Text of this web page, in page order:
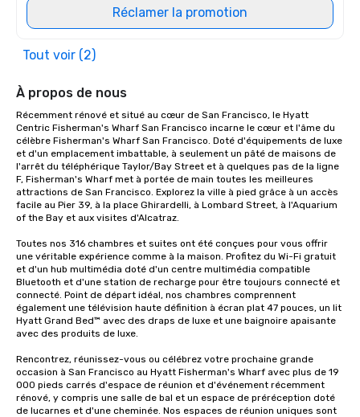
Réclamer la promotion
Tout voir (2)
À propos de nous
Récemment rénové et situé au cœur de San Francisco, le Hyatt
Centric Fisherman's Wharf San Francisco incarne le cœur et l'âme du
célèbre Fisherman's Wharf San Francisco. Doté d'équipements de luxe
et d'un emplacement imbattable, à seulement un pâté de maisons de
l'arrêt du téléphérique Taylor/Bay Street et à quelques pas de la ligne
F, Fisherman's Wharf met à portée de main toutes les meilleures
attractions de San Francisco. Explorez la ville à pied grâce à un accès
facile au Pier 39, à la place Ghirardelli, à Lombard Street, à l'Aquarium
of the Bay et aux visites d'Alcatraz.
Toutes nos 316 chambres et suites ont été conçues pour vous offrir
une véritable expérience comme à la maison. Profitez du Wi-Fi gratuit
et d'un hub multimédia doté d'un centre multimédia compatible
Bluetooth et d'une station de recharge pour être toujours connecté et
connecté. Point de départ idéal, nos chambres comprennent
également une télévision haute définition à écran plat 47 pouces, un lit
Hyatt Grand Bed™ avec des draps de luxe et une baignoire apaisante
avec des produits de luxe.
Rencontrez, réunissez-vous ou célébrez votre prochaine grande
occasion à San Francisco au Hyatt Fisherman's Wharf avec plus de 19
000 pieds carrés d'espace de réunion et d'événement récemment
rénové, y compris une salle de bal et un espace de préréception doté
de lucarnes et d'une cheminée. Nos espaces de réunion uniques sont